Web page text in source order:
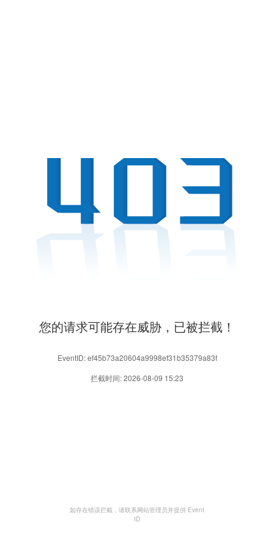
您的请求可能存在威胁，已被拦截！
EventID: ef45b73a20604a9998ef31b35379a83f
拦截时间: 2026-08-09 15:23
如存在错误拦截，请联系网站管理员并提供 Event
ID